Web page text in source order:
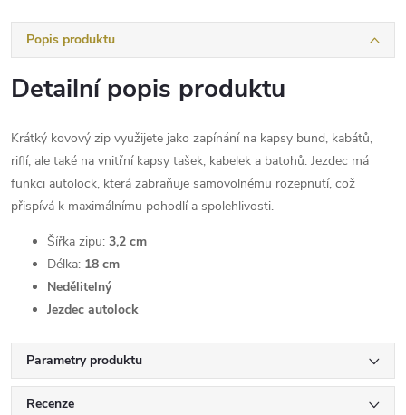
Popis produktu
Detailní popis produktu
Krátký kovový zip využijete jako zapínání na kapsy bund, kabátů,
riflí, ale také na vnitřní kapsy tašek, kabelek a batohů. Jezdec má
funkci autolock, která zabraňuje samovolnému rozepnutí, což
přispívá k maximálnímu pohodlí a spolehlivosti.
Šířka zipu: 3,2 cm
Délka: 18 cm
Nedělitelný
Jezdec autolock
Parametry produktu
Recenze